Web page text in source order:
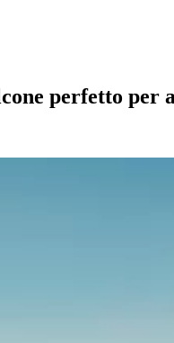
perfetto per